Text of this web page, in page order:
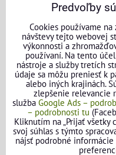
KONTAKTNÉ
O nás
Kontakt
Požičovňa náradia
Názory našich
Mapa stránok
Predvoľby
Cookies používame na
návštevy tejto webovej
výkonnosti a
používaní. Na tento
nástroje a služby tretích
údaje sa môžu preniesť k
alebo iných krajinách.
zlepšenie relevancie
služba Google Ads –
– podrobnosti tu
Kliknutím na „Prijať všetky
svoj súhlas s týmto
nájsť podrobné